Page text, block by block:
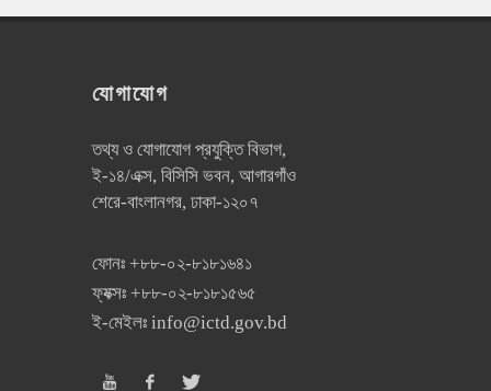
যোগাযোগ
তথ্য ও যোগাযোগ প্রযুক্তি বিভাগ,
ই-১৪/এক্স, বিসিসি ভবন, আগারগাঁও
শেরে-বাংলানগর, ঢাকা-১২০৭
ফোনঃ +৮৮-০২-৮১৮১৬৪১
ফ্যক্সঃ +৮৮-০২-৮১৮১৫৬৫
ই-মেইলঃ info@ictd.gov.bd